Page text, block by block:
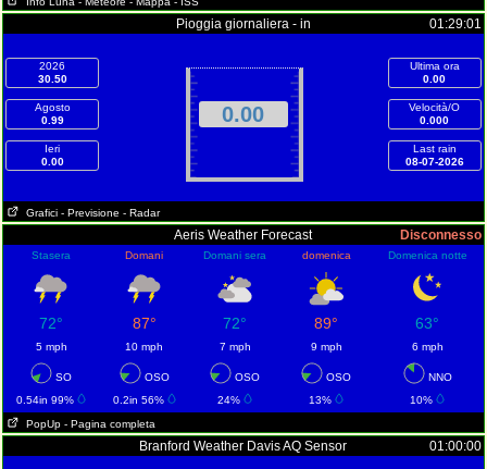
Pioggia giornaliera - in 01:29:01
2026
30.50
Agosto
0.99
Ieri
0.00
0.00
Ultima ora
0.00
Velocità/O
0.000
Last rain
08-07-2026
Grafici - Previsione - Radar
Aeris Weather Forecast Disconnesso
Stasera Domani Domani sera domenica Domenica notte
72° 87° 72° 89° 63°
5 mph 10 mph 7 mph 9 mph 6 mph
SO OSO OSO OSO
NNO
0.54in 99%
0.2in 56% 24% 13%
10%
PopUp - Pagina completa
Branford Weather Davis AQ Sensor 01:00:00